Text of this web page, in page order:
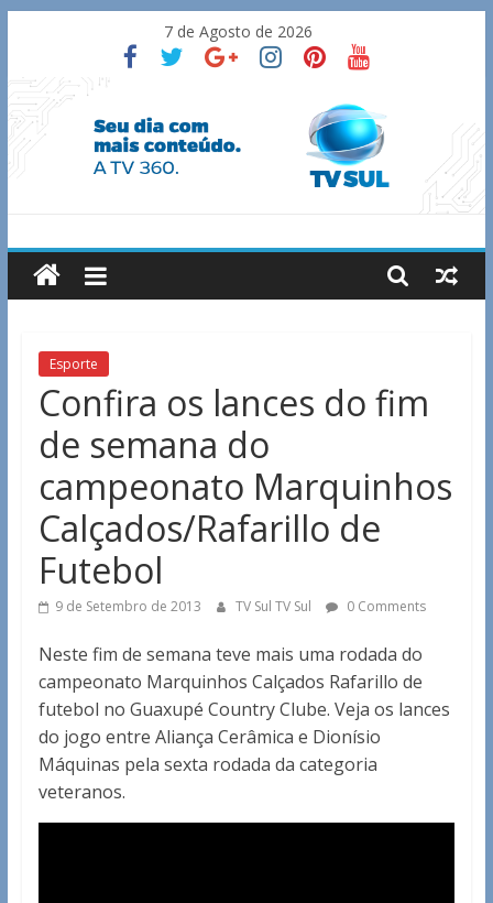
content
7 de Agosto de 2026
TV
Sul
Notícias
Guaxupé
região.
Esporte
Confira os lances do fim
de semana do
campeonato Marquinhos
Calçados/Rafarillo de
Futebol
9 de Setembro de 2013 TV Sul TV Sul 0 Comments
Neste fim de semana teve mais uma rodada do
campeonato Marquinhos Calçados Rafarillo de
futebol no Guaxupé Country Clube. Veja os lances
do jogo entre Aliança Cerâmica e Dionísio
Máquinas pela sexta rodada da categoria
veteranos.